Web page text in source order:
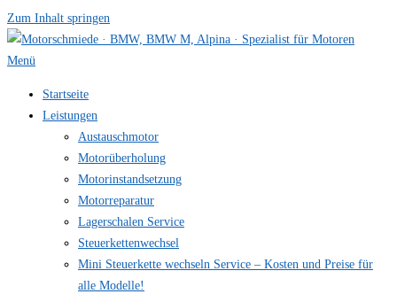
Zum Inhalt springen
Menü
Startseite
Leistungen
Austauschmotor
Motorüberholung
Motorinstandsetzung
Motorreparatur
Lagerschalen Service
Steuerkettenwechsel
Mini Steuer­kette wechseln Service – Kosten und Preise für
alle Modelle!